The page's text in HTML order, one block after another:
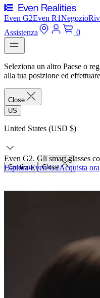
Even G2Even R1Negozio
Assistenza
0
Seleziona un altro Paese o
alla tua posizione ed
Close
US
United States (USD $)
Continua Close
Even G2. Gli smart glasses
Esplora Even G2Acquista ora